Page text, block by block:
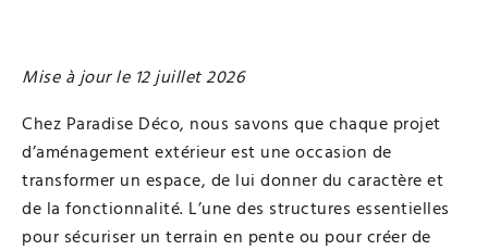
Mise à jour le 12 juillet 2026
Chez Paradise Déco, nous savons que chaque projet
d’aménagement extérieur est une occasion de
transformer un espace, de lui donner du caractère et
de la fonctionnalité. L’une des structures essentielles
pour sécuriser un terrain en pente ou pour créer de